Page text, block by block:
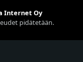
Internet Oy
pidätetään.